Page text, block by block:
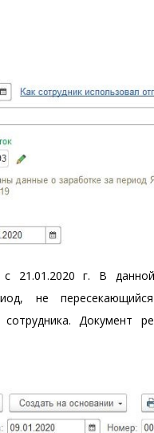
21.01.2020 г. В
не
Документ